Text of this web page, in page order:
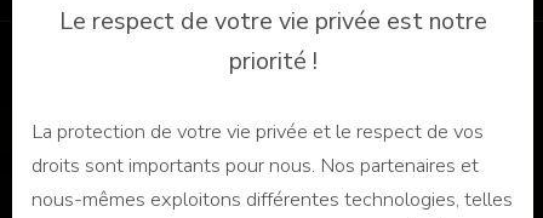
Le respect de votre vie privée est notre
priorité !
La protection de votre vie privée et le respect de vos
droits sont importants pour nous. Nos partenaires et
nous-mêmes exploitons différentes technologies, telles